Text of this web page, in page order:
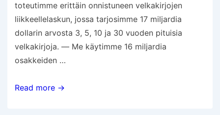
toteutimme erittäin onnistuneen velkakirjojen
liikkeellelaskun, jossa tarjosimme 17 miljardia
dollarin arvosta 3, 5, 10 ja 30 vuoden pituisia
velkakirjoja. — Me käytimme 16 miljardia
osakkeiden …
Applesta
Read more →